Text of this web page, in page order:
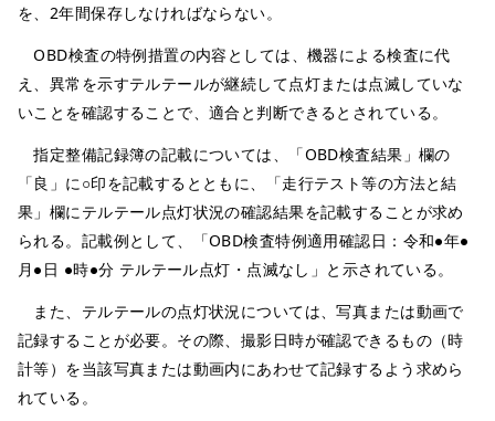
を、2年間保存しなければならない。
OBD検査の特例措置の内容としては、機器による検査に代
え、異常を示すテルテールが継続して点灯または点滅していな
いことを確認することで、適合と判断できるとされている。
指定整備記録簿の記載については、「OBD検査結果」欄の
「良」に○印を記載するとともに、「走行テスト等の方法と結
果」欄にテルテール点灯状況の確認結果を記載することが求め
られる。記載例として、「OBD検査特例適用確認日：令和●年●
月●日 ●時●分 テルテール点灯・点滅なし」と示されている。
また、テルテールの点灯状況については、写真または動画で
記録することが必要。その際、撮影日時が確認できるもの（時
計等）を当該写真または動画内にあわせて記録するよう求めら
れている。